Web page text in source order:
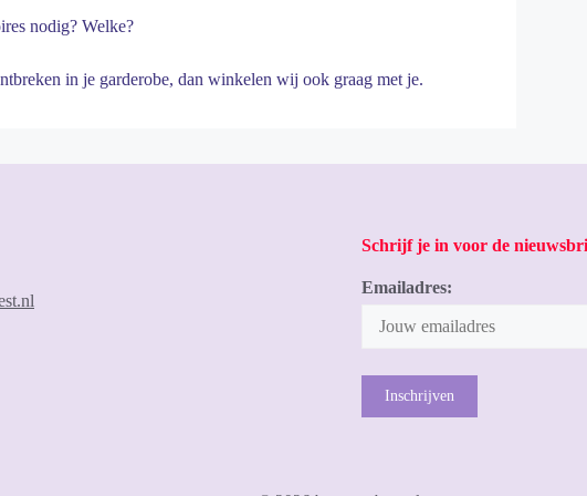
nodig? Welke?
in je garderobe, dan winkelen wij ook graag met je.
Schrijf je in voor de
Emailadres: